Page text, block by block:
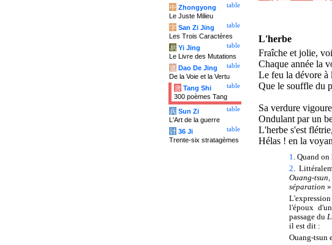
L'herbe
Fraîche et jolie,
Chaque année la
Le feu la dévore à
Que le souffle du
Sa verdure
Ondulant par un
L'herbe s'est
Hélas ! en la
1. Quand on
2.
Ouang-
séparation
L'expression
l'époux
passage du
il est dit :
Ouang-tsun
table
中 Zhongyong
Le Juste Milieu
table
字 San Zi Jing
Les Trois Caractères
table
易 Yi Jing
Le Livre des Mutations
table
道 Dao De Jing
De la Voie et la Vertu
table
唐 Tang Shi
300 poèmes Tang
table
兵 Sun Zi
L'Art de la guerre
table
计 36 Ji
Trente-six stratagèmes